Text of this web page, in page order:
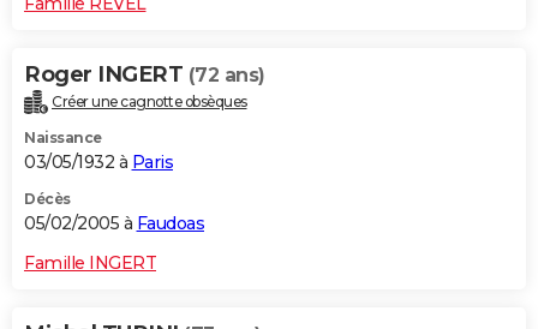
Roger INGERT (72 ans)
Créer une cagnotte obsèques
Naissance
03/05/1932 à Paris
Décès
05/02/2005 à Faudoas
Famille INGERT